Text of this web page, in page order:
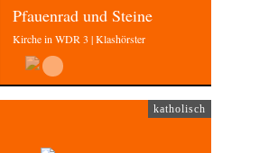
Pfauenrad und Steine
Kirche in WDR 3 | Klashörster
katholisch